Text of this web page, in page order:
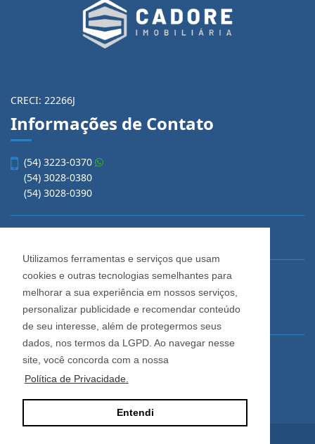
Utilizamos ferramentas e serviços que usam
cookies e outras tecnologias semelhantes para
melhorar a sua experiência em nossos serviços,
personalizar publicidade e recomendar conteúdo
de seu interesse, além de protegermos seus
dados, nos termos da LGPD. Ao navegar nesse
site, você concorda com a nossa
Política de Privacidade.
Entendi
CRECI: 22266J
Informações de Contato
(54) 3223-0370
(54) 3028-0380
(54) 3028-0390
Imobiliária Cadore
Rua Os Dezoito do Forte, 1622, Centro
Caxias do Sul - Rio Grande do Sul
Horário de Atendimento
De segunda a sexta-feira
Das 08:30 às 12:00 e das 13:30 às 18:00